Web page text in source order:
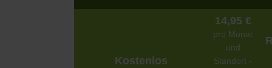
Kostenlos
14,95 €
pro Monat
und
Standort -